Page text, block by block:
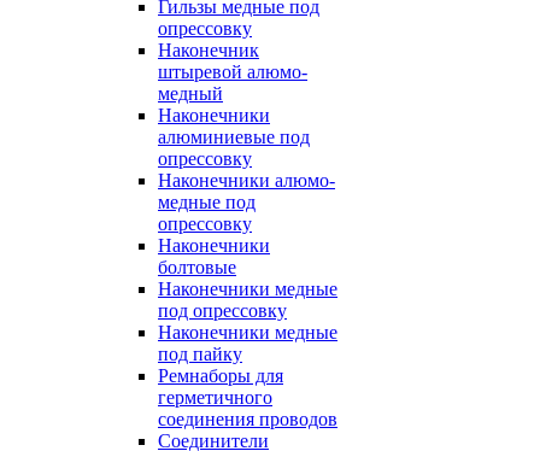
Гильзы медные под
опрессовку
Наконечник
штыревой алюмо-
медный
Наконечники
алюминиевые под
опрессовку
Наконечники алюмо-
медные под
опрессовку
Наконечники
болтовые
Наконечники медные
под опрессовку
Наконечники медные
под пайку
Ремнаборы для
герметичного
соединения проводов
Соединители